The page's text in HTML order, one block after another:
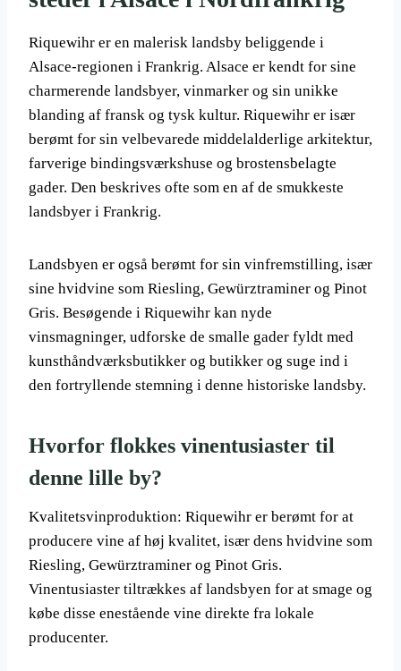
Riquewihr er en malerisk landsby beliggende i
Alsace-regionen i Frankrig. Alsace er kendt for sine
charmerende landsbyer, vinmarker og sin unikke
blanding af fransk og tysk kultur. Riquewihr er især
berømt for sin velbevarede middelalderlige arkitektur,
farverige bindingsværkshuse og brostensbelagte
gader. Den beskrives ofte som en af de smukkeste
landsbyer i Frankrig.
Landsbyen er også berømt for sin vinfremstilling, især
sine hvidvine som Riesling, Gewürztraminer og Pinot
Gris. Besøgende i Riquewihr kan nyde
vinsmagninger, udforske de smalle gader fyldt med
kunsthåndværksbutikker og butikker og suge ind i
den fortryllende stemning i denne historiske landsby.
Hvorfor flokkes vinentusiaster til
denne lille by?
Kvalitetsvinproduktion: Riquewihr er berømt for at
producere vine af høj kvalitet, især dens hvidvine som
Riesling, Gewürztraminer og Pinot Gris.
Vinentusiaster tiltrækkes af landsbyen for at smage og
købe disse enestående vine direkte fra lokale
producenter.